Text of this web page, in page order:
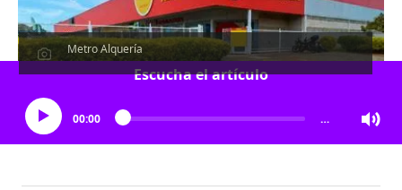
Metro Alquería
Escucha el artículo
00:00 …